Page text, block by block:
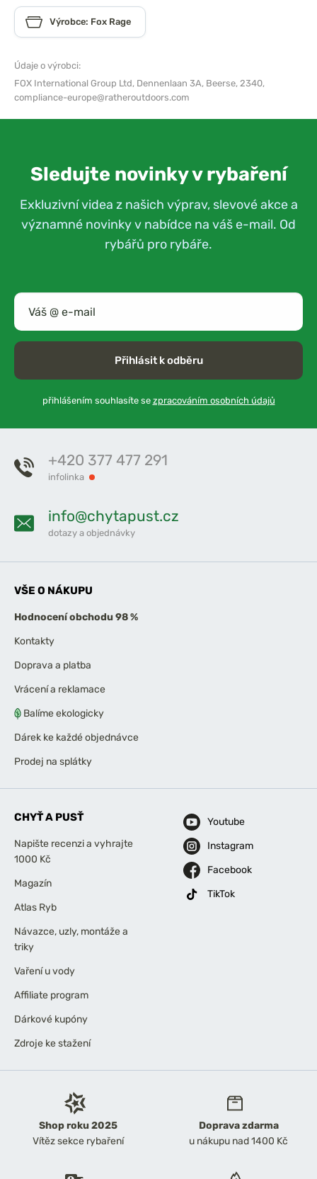
Výrobce: Fox Rage
Údaje o výrobci:
FOX International Group Ltd, Dennenlaan 3A, Beerse, 2340,
compliance-europe@ratheroutdoors.com
Sledujte novinky v rybaření
Exkluzivní videa z našich výprav, slevové akce a
významné novinky v nabídce na váš e-mail. Od
rybářů pro rybáře.
Přihlásit k odběru
přihlášením souhlasíte se zpracováním osobních údajů
Shop roku 2025
Vítěz sekce rybaření
Doprava zdarma
u nákupu nad 1400 Kč
+420 377 477 291
infolinka
info@chytapust.cz
dotazy a objednávky
VŠE O NÁKUPU
Hodnocení obchodu 98 %
Kontakty
Doprava a platba
Vrácení a reklamace
Balíme ekologicky
Dárek ke každé objednávce
Prodej na splátky
CHYŤ A PUSŤ
Napište recenzi a vyhrajte
1000 Kč
Magazín
Atlas Ryb
Návazce, uzly, montáže a
triky
Vaření u vody
Affiliate program
Dárkové kupóny
Zdroje ke stažení
Youtube
Instagram
Facebook
TikTok